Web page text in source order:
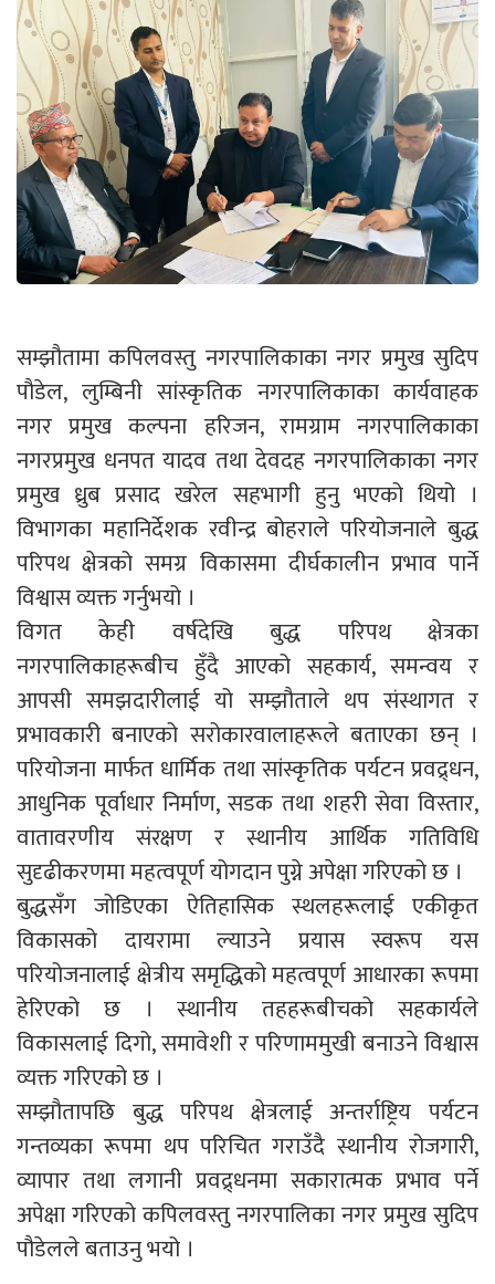
सम्झौतामा कपिलवस्तु नगरपालिकाका नगर प्रमुख सुदिप
पौडेल, लुम्बिनी सांस्कृतिक नगरपालिकाका कार्यवाहक
नगर प्रमुख कल्पना हरिजन, रामग्राम नगरपालिकाका
नगरप्रमुख धनपत यादव तथा देवदह नगरपालिकाका नगर
प्रमुख ध्रुब प्रसाद खरेल सहभागी हुनु भएको थियो ।
विभागका महानिर्देशक रवीन्द्र बोहराले परियोजनाले बुद्ध
परिपथ क्षेत्रको समग्र विकासमा दीर्घकालीन प्रभाव पार्ने
विश्वास व्यक्त गर्नुभयो ।
विगत केही वर्षदेखि बुद्ध परिपथ क्षेत्रका
नगरपालिकाहरूबीच हुँदै आएको सहकार्य, समन्वय र
आपसी समझदारीलाई यो सम्झौताले थप संस्थागत र
प्रभावकारी बनाएको सरोकारवालाहरूले बताएका छन् ।
परियोजना मार्फत धार्मिक तथा सांस्कृतिक पर्यटन प्रवद्र्धन,
आधुनिक पूर्वाधार निर्माण, सडक तथा शहरी सेवा विस्तार,
वातावरणीय संरक्षण र स्थानीय आर्थिक गतिविधि
सुदृढीकरणमा महत्वपूर्ण योगदान पुग्ने अपेक्षा गरिएको छ ।
बुद्धसँग जोडिएका ऐतिहासिक स्थलहरूलाई एकीकृत
विकासको दायरामा ल्याउने प्रयास स्वरूप यस
परियोजनालाई क्षेत्रीय समृद्धिको महत्वपूर्ण आधारका रूपमा
हेरिएको छ । स्थानीय तहहरूबीचको सहकार्यले
विकासलाई दिगो, समावेशी र परिणाममुखी बनाउने विश्वास
व्यक्त गरिएको छ ।
सम्झौतापछि बुद्ध परिपथ क्षेत्रलाई अन्तर्राष्ट्रिय पर्यटन
गन्तव्यका रूपमा थप परिचित गराउँदै स्थानीय रोजगारी,
व्यापार तथा लगानी प्रवद्र्धनमा सकारात्मक प्रभाव पर्ने
अपेक्षा गरिएको कपिलवस्तु नगरपालिका नगर प्रमुख सुदिप
पौडेलले बताउनु भयो ।